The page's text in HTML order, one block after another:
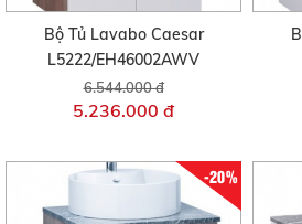
Bộ Tủ Lavabo Caesar
L5222/EH46002AWV
6.544.000 đ
5.236.000 đ
-20%